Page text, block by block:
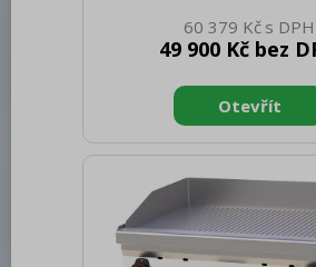
netto [mm]: 900 Hmotnost
81.00 Šířka brutto [mm]:
975 Hmotnost brutto [kg]:
spotřebiče: Elektrické
Konstruční typ zařízení:
400 V / 3N - 50 Hz
ovládacích prvků: IPX4
vrchní deska, AISI 430
Kontrolky: chodu a nahřátí
60 379 Kč
49 900 Kč bez